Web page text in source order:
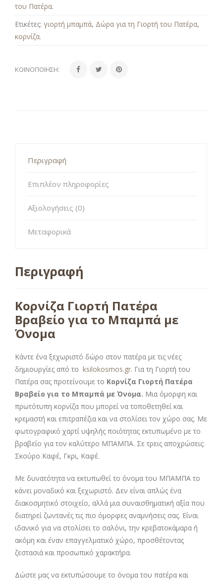
του Πατέρα.
Ετικέτες: γιορτή μπαμπά, Δώρα για τη Γιορτή του Πατέρα,
κορνίζα.
ΚΟΙΝΟΠΟΊΗΣΗ:
Περιγραφή
Επιπλέον πληροφορίες
Αξιολογήσεις (0)
Μεταφορικά
Περιγραφή
Κορνίζα Γιορτή Πατέρα
Βραβείο για το Μπαμπά με
Όνομα
Κάντε ένα ξεχωριστό δώρο στον πατέρα με τις νέες
δημιουργίες από το ksilokosmos.gr. Για τη Γιορτή του
Πατέρα σας προτείνουμε το Κορνίζα Γιορτή Πατέρα
Βραβείο για το Μπαμπά με Όνομα. Μια όμορφη και
πρωτότυπη κορνίζα που μπορεί να τοποθετηθεί και
κρεμαστή και επιτραπέζια και να στολίσει τον χώρο σας. Με
φωτογραφικό χαρτί υψηλής ποιότητας εκτυπωμένο με το
βραβείο για τον καλύτερο ΜΠΑΜΠΑ. Σε τρεις αποχρώσεις:
Σκούρο Καφέ, Γκρι, Καφέ.
Με δυνατότητα να εκτυπωθεί το όνομα του ΜΠΑΜΠΑ το
κάνει μοναδικό και ξεχωριστό. Δεν είναι απλώς ένα
διακοσμητικό στοιχείο, αλλά μια συναισθηματική αξία που
διατηρεί ζωντανές τις πιο όμορφες αναμνήσεις σας. Είναι
ιδανικό για να στολίσει το σαλόνι, την κρεβατοκάμαρα ή
ακόμη και έναν επαγγελματικό χώρο, προσθέτοντας
ζεστασιά και προσωπικό χαρακτήρα.
Δώστε μας να εκτυπώσουμε το όνομα του πατέρα και